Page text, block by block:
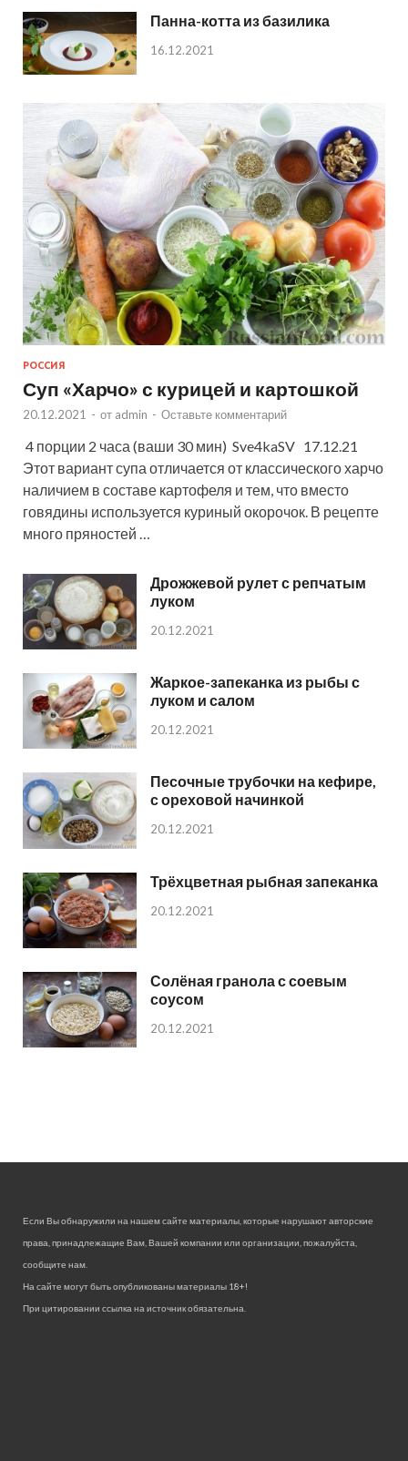
Панна-котта из базилика
16.12.2021
РОССИЯ
Суп «Харчо» с курицей и картошкой
20.12.2021 - от admin - Оставьте комментарий
4 порции 2 часа (ваши 30 мин) Sve4kaSV 17.12.21
Этот вариант супа отличается от классического харчо
наличием в составе картофеля и тем, что вместо
говядины используется куриный окорочок. В рецепте
много пряностей …
Дрожжевой рулет с репчатым
луком
20.12.2021
Жаркое-запеканка из рыбы с
луком и салом
20.12.2021
Песочные трубочки на кефире,
с ореховой начинкой
20.12.2021
Трёхцветная рыбная запеканка
20.12.2021
Солёная гранола с соевым
соусом
20.12.2021
Если Вы обнаружили на нашем сайте материалы, которые нарушают авторские
права, принадлежащие Вам, Вашей компании или организации, пожалуйста,
сообщите нам.
На сайте могут быть опубликованы материалы 18+!
При цитировании ссылка на источник обязательна.